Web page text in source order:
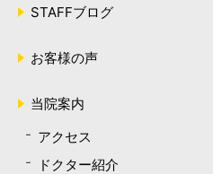
STAFFブログ
お客様の声
当院案内
アクセス
ドクター紹介